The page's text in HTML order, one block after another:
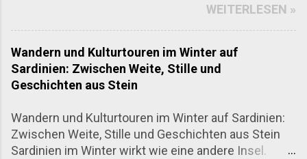
Aber: Es gibt sie tatsächlich, die Strände, an denen
Initiativen und auch Besucher selbst aufpassen.
Dieser Artikel führt dich zu einigen der saubersten,
fast plastikfreien Strände der Insel. Und ganz
was du selbst tun kannst. Wo das Meer (fast) frei
von Plastik ist Cala Goloritzé Ein Klassiker an der
WEITERLESEN »
Wandern und Kulturtouren im Winter auf
Sardinien: Zwischen Weite, Stille und
Geschichten aus Stein
Wandern und Kulturtouren im Winter auf Sardinien:
Zwischen Weite, Stille und Geschichten aus Stein
Sardinien im Winter wirkt wie eine andere Insel.